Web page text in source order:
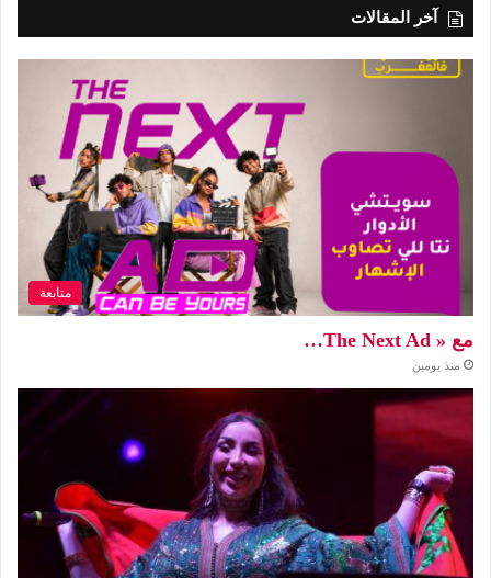
آخر المقالات
متابعة
مع « The Next Ad…
منذ يومين